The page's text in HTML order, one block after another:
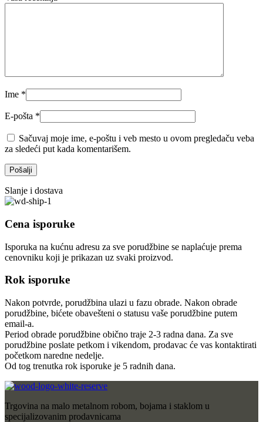
Ime *
E-pošta *
Sačuvaj moje ime, e-poštu i veb mesto u ovom pregledaču veba
za sledeći put kada komentarišem.
Slanje i dostava
Cena isporuke
Isporuka na kućnu adresu za sve porudžbine se naplaćuje prema
cenovniku koji je prikazan uz svaki proizvod.
Rok isporuke
Nakon potvrde, porudžbina ulazi u fazu obrade. Nakon obrade
porudžbine, bićete obavešteni o statusu vaše porudžbine putem
email-a.
Period obrade porudžbine obično traje 2-3 radna dana. Za sve
porudžbine poslate petkom i vikendom, prodavac će vas kontaktirati
početkom naredne nedelje.
Od tog trenutka rok isporuke je 5 radnih dana.
Trgovina na malo metalnom robom, bojama i staklom u
specijalizovanim prodavnicama